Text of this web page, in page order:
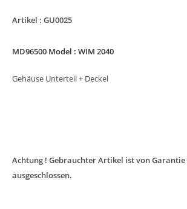
Artikel : GU0025
MD96500 Model : WIM 2040
Gehäuse Unterteil + Deckel
Achtung ! Gebrauchter Artikel ist von
ausgeschlossen.